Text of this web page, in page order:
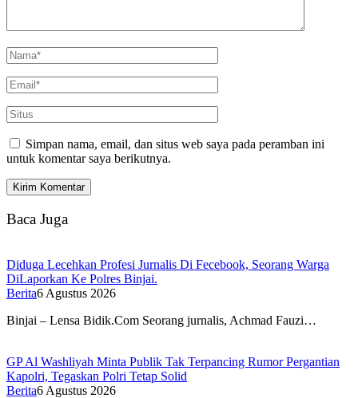
Simpan nama, email, dan situs web saya pada peramban ini
untuk komentar saya berikutnya.
Baca Juga
Diduga Lecehkan Profesi Jurnalis Di Fecebook, Seorang Warga
DiLaporkan Ke Polres Binjai.
Berita6 Agustus 2026
Binjai – Lensa Bidik.Com Seorang jurnalis, Achmad Fauzi…
GP Al Washliyah Minta Publik Tak Terpancing Rumor Pergantian
Kapolri, Tegaskan Polri Tetap Solid
Berita6 Agustus 2026